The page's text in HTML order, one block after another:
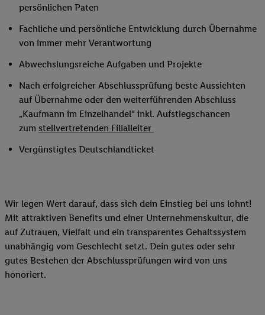
persönlichen Paten
Fachliche und persönliche Entwicklung durch Übernahme
von immer mehr Verantwortung
Abwechslungsreiche Aufgaben und Projekte
Nach erfolgreicher Abschlussprüfung beste Aussichten
auf Übernahme oder den weiterführenden Abschluss
„Kaufmann im Einzelhandel“ inkl. Aufstiegschancen
zum stellvertretenden Filialleiter
Vergünstigtes Deutschlandticket
Wir legen Wert darauf, dass sich dein Einstieg bei uns lohnt!
Mit attraktiven Benefits und einer Unternehmenskultur, die
auf Zutrauen, Vielfalt und ein transparentes Gehaltssystem
unabhängig vom Geschlecht setzt. Dein gutes oder sehr
gutes Bestehen der Abschlussprüfungen wird von uns
honoriert.